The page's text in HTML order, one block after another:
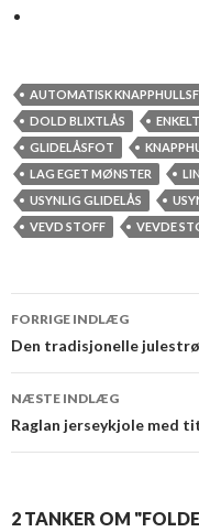
AUTOMATISK
DOLD BLIXTLÅS
GLIDELÅSFOT
LAG EGET MØNSTER
USYNLIG GLIDELÅS
VEVD STOFF
VEVDE
Indlæg
navigation
FORRIGE INDLÆG
Den tradisjonelle
NÆSTE INDLÆG
Raglan jerseykjole med
2 TANKER OM